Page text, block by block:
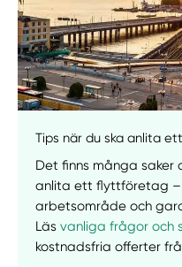
Välj
Tips när du ska anlita
Det finns många
anlita ett flyttföretag –
arbetsområde och
Läsvanliga frågor och
kostnadsfria offerter